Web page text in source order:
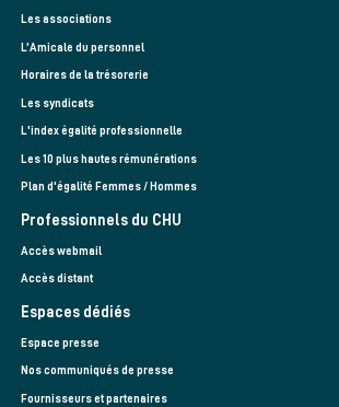
Les associations
L’Amicale du personnel
Horaires de la trésorerie
Les syndicats
L'index égalité professionnelle
Les 10 plus hautes rémunérations
Plan d'égalité Femmes / Hommes
Professionnels du CHU
Accès webmail
Accès distant
Espaces dédiés
Espace presse
Nos communiqués de presse
Fournisseurs et partenaires